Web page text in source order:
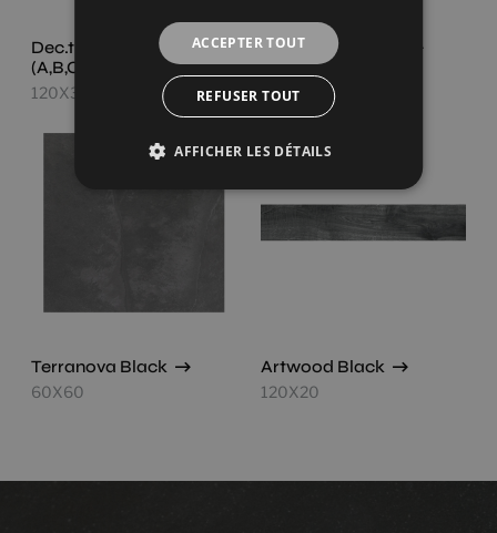
Dec.tropic Black Set
(A,B,C)
120X30
Slatestone Black
120X30
Terranova Black
60X60
Artwood Black
120X20
ACCEPTER TOUT
REFUSER TOUT
AFFICHER LES DÉTAILS